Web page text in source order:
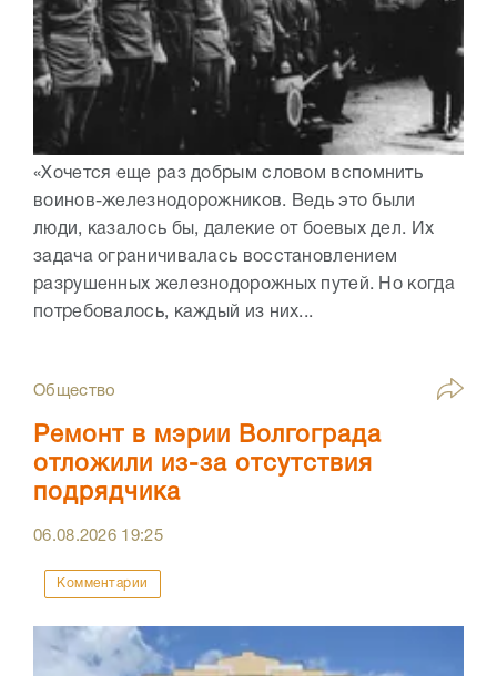
«Хочется еще раз добрым словом вспомнить
воинов-железнодорожников. Ведь это были
люди, казалось бы, далекие от боевых дел. Их
задача ограничивалась восстановлением
разрушенных железнодорожных путей. Но когда
потребовалось, каждый из них...
Общество
Ремонт в мэрии Волгограда
отложили из-за отсутствия
подрядчика
06.08.2026 19:25
Комментарии